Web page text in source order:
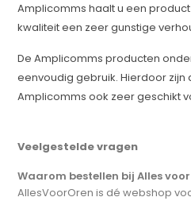
Amplicomms haalt u een
kwaliteit een zeer gunstige
De Amplicomms producten
eenvoudig gebruik. Hierdoor zijn
Amplicomms ook zeer geschikt
Veelgestelde vragen
Waarom bestellen bij Alles
AllesVoorOren is dé webshop